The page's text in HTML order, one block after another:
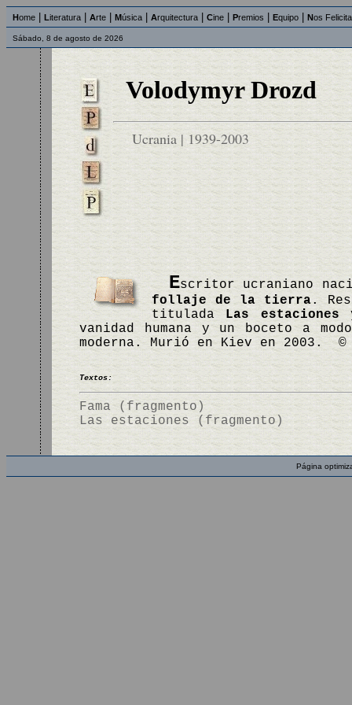
Home Literatura Arte Música Arquitectura Cine Premios Equipo Nos
Sábado, 8 de agosto de 2026
Volodymyr Drozd
Ucrania | 1939-2003
Escritor ucraniano
follaje de la tierra.
titulada Las estaciones
vanidad humana y un boceto a
moderna. Murió en Kiev en 2003. ©
Textos:
Fama (fragmento)
Las estaciones (fragmento)
Página